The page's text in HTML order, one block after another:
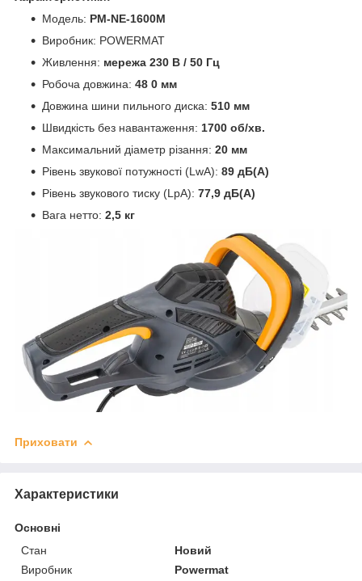
Модель: PM-NE-1600M
Виробник: POWERMAT
Живлення: мережа 230 В / 50 Гц
Робоча довжина: 48 0 мм
Довжина шини пильного диска: 510 мм
Швидкість без навантаження: 1700 об/хв.
Максимальний діаметр різання: 20 мм
Рівень звукової потужності (LwA): 89 дБ(A)
Рівень звукового тиску (LpA): 77,9 дБ(A)
Вага нетто: 2,5 кг
Приховати
Характеристики
Основні
Стан
Новий
Виробник
Powermat